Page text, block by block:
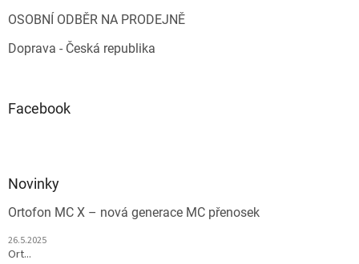
OSOBNÍ ODBĚR NA PRODEJNĚ
Doprava - Česká republika
Facebook
Novinky
Ortofon MC X – nová generace MC přenosek
26.5.2025
Ort...